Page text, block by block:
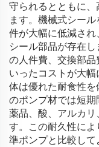
守られるとともに
ます。機械式シー
件が大幅に低減さ
シール部品が存在
の人件費、交換部
いったコストが大
体は優れた耐食性
のポンプ材では短
薬品、酸、アルカリ
す。この耐久性に
準ポンプと比較して